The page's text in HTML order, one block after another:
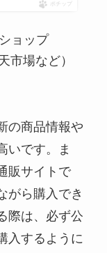
ポチップ
ョップ
市場など）
の商品情報や
いです。ま
販サイトで
がら購入でき
際は、必ず公
入するように